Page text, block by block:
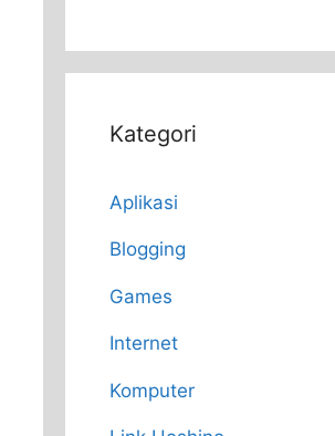
Kategori
Aplikasi
Blogging
Games
Internet
Komputer